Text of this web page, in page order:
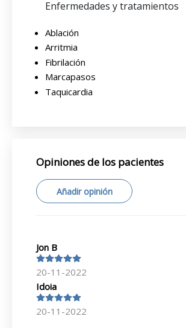
Enfermedades y tratamientos
Ablación
Arritmia
Fibrilación
Marcapasos
Taquicardia
Opiniones de los pacientes
Añadir opinión
Jon B
20-11-2022
Idoia
20-11-2022